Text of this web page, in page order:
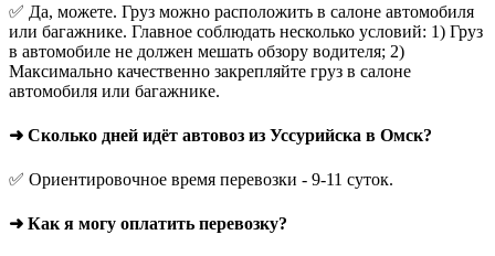
✅ Да, можете. Груз можно расположить в салоне автомобиля
или багажнике. Главное соблюдать несколько условий: 1) Груз
в автомобиле не должен мешать обзору водителя; 2)
Максимально качественно закрепляйте груз в салоне
автомобиля или багажнике.
➜ Сколько дней идёт автовоз из Уссурийска в Омск?
✅ Ориентировочное время перевозки - 9-11 суток.
➜ Как я могу оплатить перевозку?